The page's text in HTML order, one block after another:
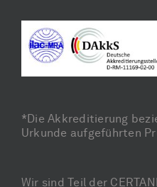
*Die Akkreditierung
Urkunde aufgeführten
Wir sind Teil der